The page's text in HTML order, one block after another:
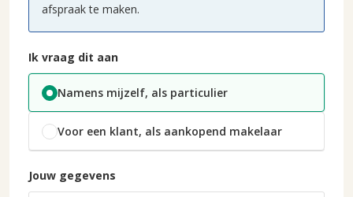
afspraak te maken.
Ik vraag dit aan
Namens mijzelf, als particulier
Voor een klant, als aankopend makelaar
Jouw gegevens